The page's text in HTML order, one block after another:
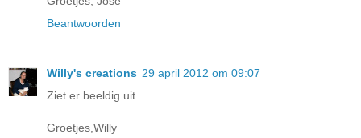
Beantwoorden
Willy's creations 29 april 2012 om 09:07
Ziet er beeldig uit.
Groetjes,Willy